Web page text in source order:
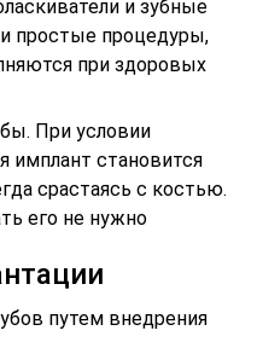
и зубные
простые процедуры,
при здоровых
При условии
имплант становится
срастаясь с костью.
его не нужно
путем внедрения